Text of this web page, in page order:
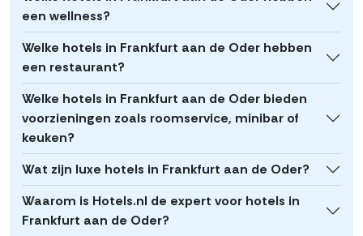
een wellness?
Welke hotels in Frankfurt aan de Oder hebben
een restaurant?
Welke hotels in Frankfurt aan de Oder bieden
voorzieningen zoals roomservice, minibar of
keuken?
Wat zijn luxe hotels in Frankfurt aan de Oder?
Waarom is Hotels.nl de expert voor hotels in
Frankfurt aan de Oder?